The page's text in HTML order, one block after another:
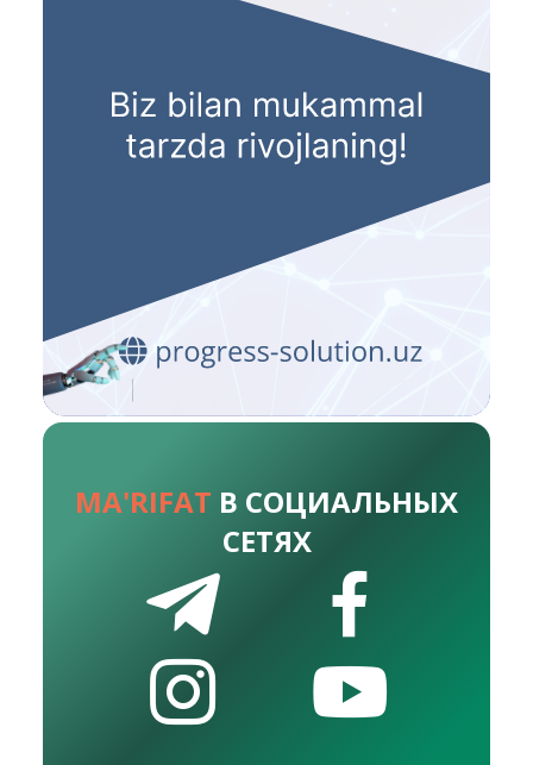
MA'RIFAT В СОЦИАЛЬНЫХ
СЕТЯХ